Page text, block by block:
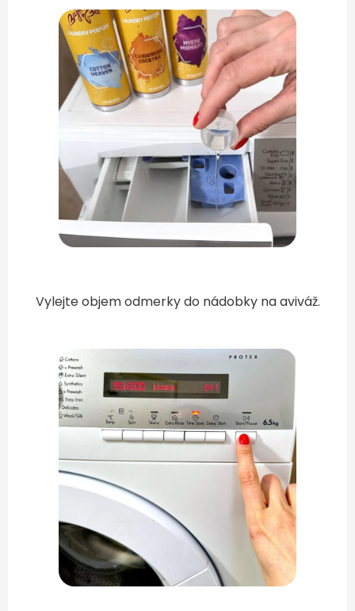
Vylejte objem odmerky do nádobky na aviváž.